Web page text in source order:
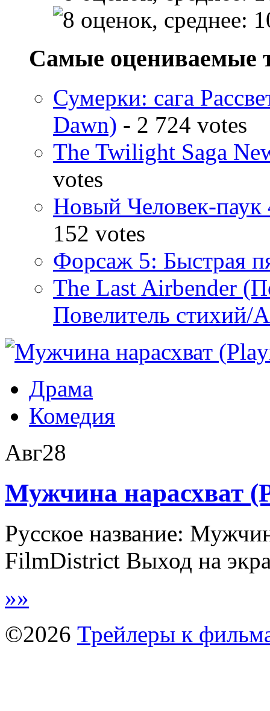
Самые оцениваемые
Сумерки: cага
Dawn) - 2 724 votes
The Twilight Saga
votes
Новый Человек-
152 votes
Форсаж 5: Быстрая
The Last Airbender
Повелитель стихий/
Драма
Комедия
Авг28
Мужчина нарасхват
Русское название:
FilmDistrict Выход на
»»
©2026 Трейлеры к